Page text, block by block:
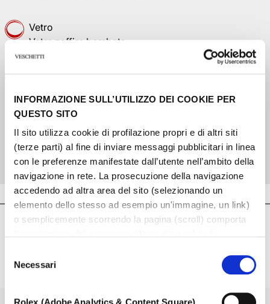
INFORMAZIONE SULL’UTILIZZO DEI COOKIE PER
QUESTO SITO
Il sito utilizza cookie di profilazione propri e di altri siti
(terze parti) al fine di inviare messaggi pubblicitari in linea
con le preferenze manifestate dall’utente nell’ambito della
navigazione in rete. La prosecuzione della navigazione
accedendo ad altra area del sito (selezionando un
elemento dello stesso ad esempio un'immagine, un link)
o semplicemente scorrendo la pagina (scroll) comporta
impostazioni relative ai cookie scegliendo quali tipologie
di cookie autorizzare (di profilazione, tecnici o analitici).
Nell’ipotesi in cui le impostazioni venissero modificate,
delNecessari
Vetro
Vetro zaffiro bombato
Autonomia
Bracciale rivettato in acciaio, finitura lucida e
satinata, con chiusura pieghevole e fermaglio di
sicurezza